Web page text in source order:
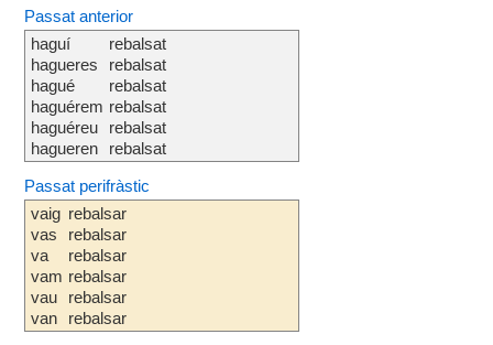
Passat anterior
haguí
hagueres
hagué
haguérem
haguéreu
hagueren
rebalsat
rebalsat
rebalsat
rebalsat
rebalsat
rebalsat
Passat perifràstic
vaig
vas
va
vam
vau
van
rebalsar
rebalsar
rebalsar
rebalsar
rebalsar
rebalsar